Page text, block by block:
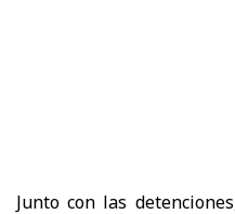
Junto con las